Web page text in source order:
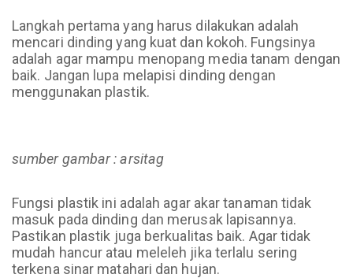
Langkah pertama yang harus dilakukan adalah
mencari dinding yang kuat dan kokoh. Fungsinya
adalah agar mampu menopang media tanam dengan
baik. Jangan lupa melapisi dinding dengan
menggunakan plastik.
sumber gambar : arsitag
Fungsi plastik ini adalah agar akar tanaman tidak
masuk pada dinding dan merusak lapisannya.
Pastikan plastik juga berkualitas baik. Agar tidak
mudah hancur atau meleleh jika terlalu sering
terkena sinar matahari dan hujan.